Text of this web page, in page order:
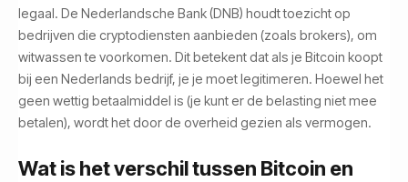
legaal. De Nederlandsche Bank (DNB) houdt toezicht op
bedrijven die cryptodiensten aanbieden (zoals brokers), om
witwassen te voorkomen. Dit betekent dat als je Bitcoin koopt
bij een Nederlands bedrijf, je je moet legitimeren. Hoewel het
geen wettig betaalmiddel is (je kunt er de belasting niet mee
betalen), wordt het door de overheid gezien als vermogen.
Wat is het verschil tussen Bitcoin en